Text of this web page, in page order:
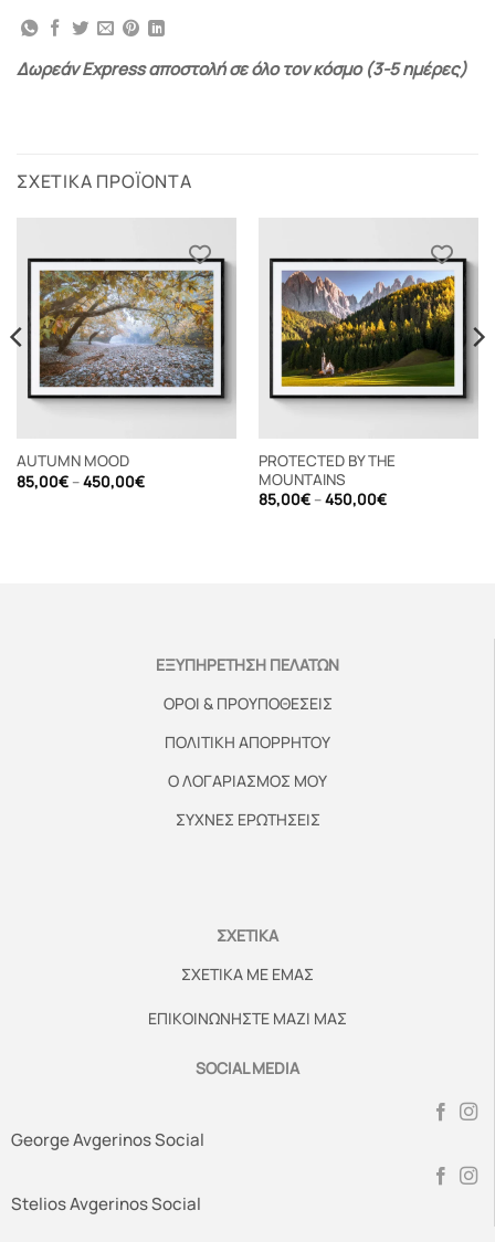
Δωρεάν Express αποστολή σε όλο τον κόσμο (3-5 ημέρες)
ΣΧΕΤΙΚΆ ΠΡΟΪΌΝΤΑ
AUTUMN MOOD
85,00€ –450,00€Price
PROTECTED BY THE
MOUNTAINS
85,00€ –450,00€Price
ΕΞΥΠΗΡΕΤΗΣΗ ΠΕΛΑΤΩΝ
ΟΡΟΙ & ΠΡΟΥΠΟΘΕΣΕΙΣ
ΠΟΛΙΤΙΚΗ ΑΠΟΡΡΗΤΟΥ
Ο ΛΟΓΑΡΙΑΣΜΟΣ ΜΟΥ
ΣΥΧΝΕΣ ΕΡΩΤΗΣΕΙΣ
ΣΧΕΤΙΚΑ
ΣΧΕΤΙΚΑ ΜΕ ΕΜΑΣ
ΕΠΙΚΟΙΝΩΝΗΣΤΕ ΜΑΖΙ ΜΑΣ
SOCIAL MEDIA
George Avgerinos Social
Stelios Avgerinos Social